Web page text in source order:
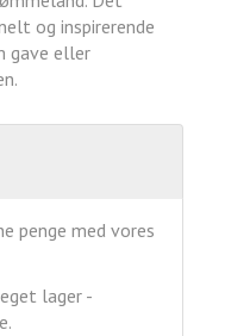
og inspirerende
gave eller
penge med vores
lager -